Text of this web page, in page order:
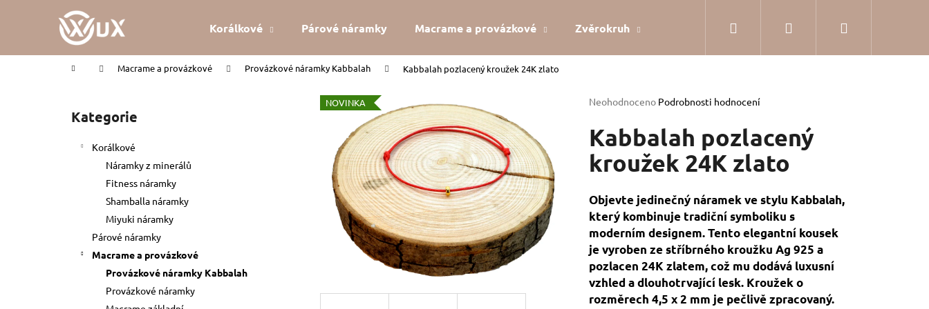
Korálkové Párové náramky Macrame a provázkové Zvěrokruh Dárkové balení Hodnocení obchodu
Přihlášení
Domů Macrame a provázkové Provázkové náramky Kabbalah Kabbalah pozlacený kroužek 24K zlato
Přeskočit
kategorie
Kategorie
Korálkové
Náramky z minerálů
Fitness náramky
Shamballa náramky
Miyuki náramky
Párové náramky
Macrame a provázkové
Provázkové náramky Kabbalah
Provázkové náramky
Průměrné
produktu
je
0,0
hvězdiček.
Neohodnoceno Podrobnosti hodnocení
Kabbalah pozlacený
kroužek 24K zlato
Objevte jedinečný náramek ve stylu Kabbalah,
který kombinuje tradiční symboliku s
moderním designem. Tento elegantní kousek
je vyroben ze stříbrného kroužku Ag 925 a
pozlacen 24K zlatem, což mu dodává luxusní
vzhled a dlouhotrvající lesk. Kroužek o
rozměrech 4,5 x 2 mm je pečlivě zpracovaný.
NOVINKA
í
Zpět
do
Zpět
do
Co potřebujete najít?
HLEDAT
Doporučujeme
KABBALAH ČERVENÝ NÁRAMEK KABBALAH STŘÍBRNÝ KROUŽEK AG925 KABBALAH FIVE SILVER